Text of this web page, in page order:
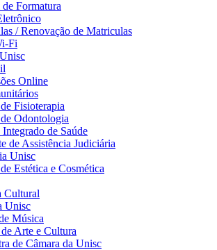
Formatura
/ Renovação de Matriculas
Fi
Online
Fisioterapia
Odontologia
de Saúde
de Assistência Judiciária
Unisc
Estética e Cosmética
Cultural
Unisc
Música
Arte e Cultura
de Câmara da Unisc